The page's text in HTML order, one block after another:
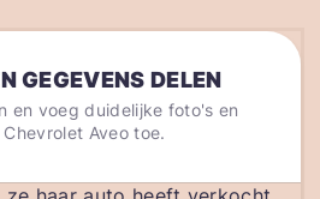
GEGEVENS DELEN
en voeg duidelijke foto's en
Aveo toe.